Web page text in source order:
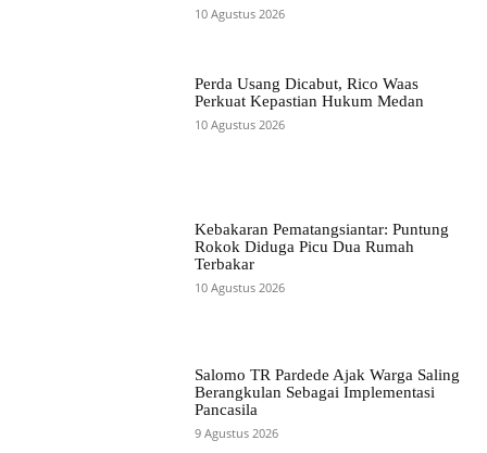
10 Agustus 2026
Perda Usang Dicabut, Rico Waas
Perkuat Kepastian Hukum Medan
10 Agustus 2026
Kebakaran Pematangsiantar: Puntung
Rokok Diduga Picu Dua Rumah
Terbakar
10 Agustus 2026
Salomo TR Pardede Ajak Warga Saling
Berangkulan Sebagai Implementasi
Pancasila
9 Agustus 2026